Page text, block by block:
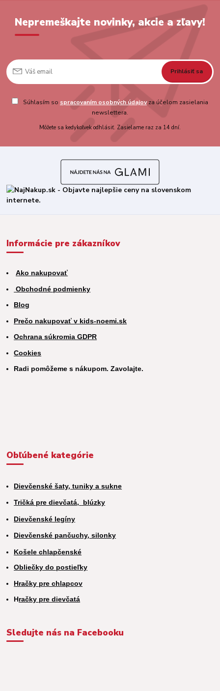
Nepremeškajte novinky, akcie a zľavy!
Prihlásiť sa
Súhlasím so spracovaním osobných údajovza účelom zasielania
newslettera.
Môžete sa kedykoľvek odhlásiť. Zasielame raz za 14 dní.
Informácie pre zákazníkov
Ako nakupovať
Obchodné podmienky
Blog
Prečo nakupovať v kids-noemi.sk
Ochrana súkromia GDPR
Cookies
Radi pomôžeme s nákupom. Zavolajte.
Obľúbené kategórie
Dievčenské šaty, tuniky a sukne
Tričká pre dievčatá, blúzky
Dievčenské legíny
Dievčenské pančuchy, silonky
Košele chlapčenské
Obliečky do postieľky
Hračky pre chlapcov
Hračky pre dievčatá
Sledujte nás na Facebooku